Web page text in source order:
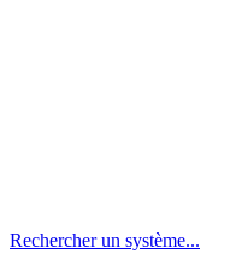
Rechercher un système...